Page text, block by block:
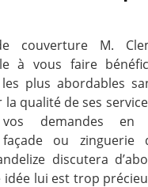
couverture M.
à vous faire
plus abordables
qualité de ses
demandes en
façade ou zinguerie
discutera
idée lui est trop